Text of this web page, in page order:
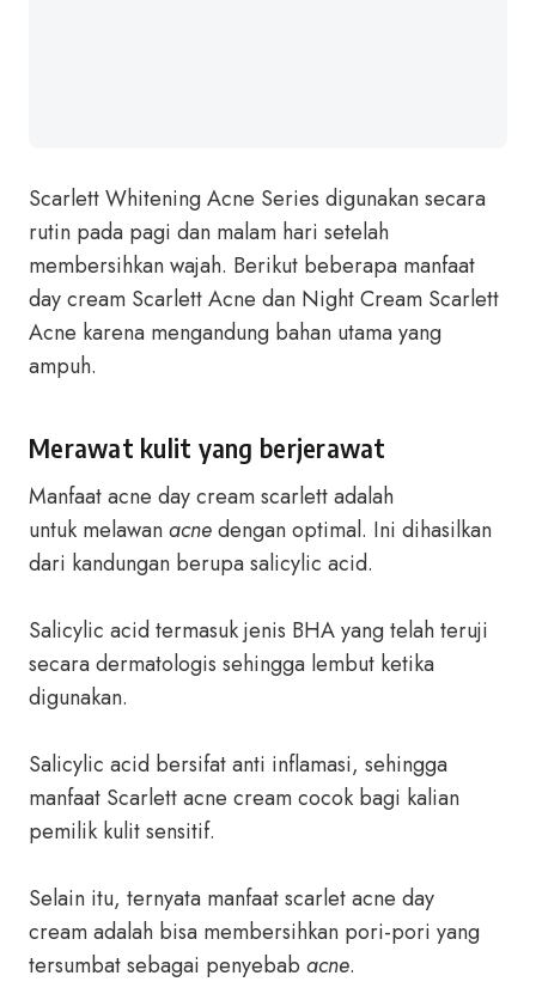
Scarlett Whitening Acne Series digunakan secara
rutin pada pagi dan malam hari setelah
membersihkan wajah. Berikut beberapa manfaat
day cream Scarlett Acne dan Night Cream Scarlett
Acne karena mengandung bahan utama yang
ampuh.
Merawat kulit yang berjerawat
Manfaat acne day cream scarlett adalah
untuk melawanacnedengan optimal. Ini dihasilkan
dari kandungan berupa salicylic acid.
Salicylic acid termasuk jenis BHA yang telah teruji
secara dermatologis sehingga lembut ketika
digunakan.
Salicylic acid bersifat anti inflamasi, sehingga
manfaat Scarlett acne cream cocok bagi kalian
pemilik kulit sensitif.
Selain itu, ternyata manfaat scarlet acne day
cream adalah bisa membersihkan pori-pori yang
tersumbat sebagai penyebab acne.